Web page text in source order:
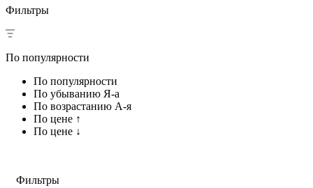
Фильтры
По популярности
По популярности
По убыванию Я-а
По возрастанию А-я
По цене ↑
По цене ↓
Фильтры